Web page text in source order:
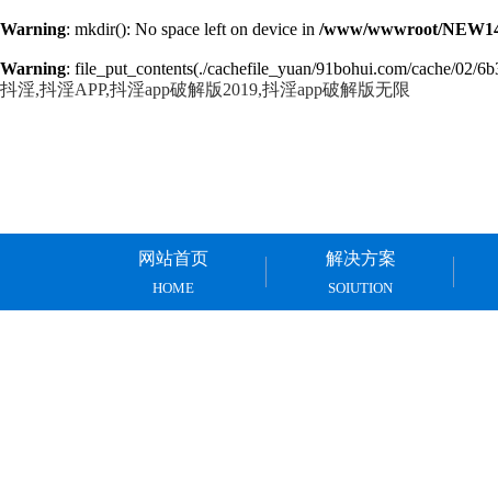
Warning: mkdir(): No space left on device in /www/wwwroot/
Warning: file_put_contents(./cachefile_yuan/91bohui.com/cache/02/
抖淫,抖淫APP,抖淫app破解版2019,抖淫app破解版无限
网站首页
HOME
解决方案
SOIUTION